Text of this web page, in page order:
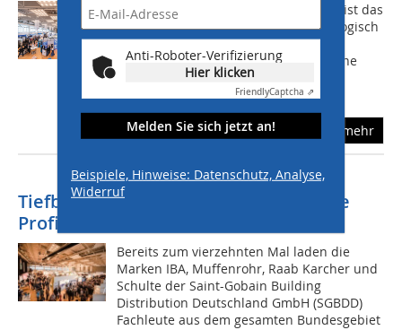
Anti-Roboter-Verifizierung
Hier klicken
FriendlyCaptcha ⇗
Melden Sie sich jetzt an!
Beispiele, Hinweise: Datenschutz, Analyse,
Widerruf
Zentraler Aspekt des Tiefbau-Forums ist das
Aufgreifen von Entwicklungen in ökologisch
technischen und regulativen
Rahmenbedingungen für eine moderne
Infrastruktur. Diese unterliegen
permanenten...
mehr
Tiefbau-Forum in Ulm versammelt die
Profis der Branche
Bereits zum vierzehnten Mal laden die
Marken IBA, Muffenrohr, Raab Karcher und
Schulte der Saint-Gobain Building
Distribution Deutschland GmbH (SGBDD)
Fachleute aus dem gesamten Bundesgebiet